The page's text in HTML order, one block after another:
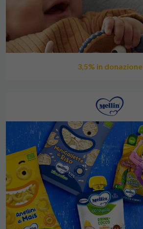
3,5% in donazione